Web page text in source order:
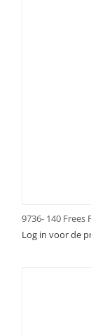
9736- 140 Frees
Log in voor de